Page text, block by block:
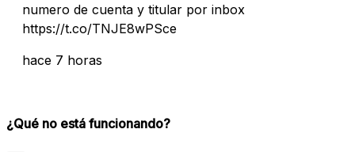
numero de cuenta y titular por inbox
https://t.co/TNJE8wPSce
hace 7 horas
¿Qué no está funcionando?